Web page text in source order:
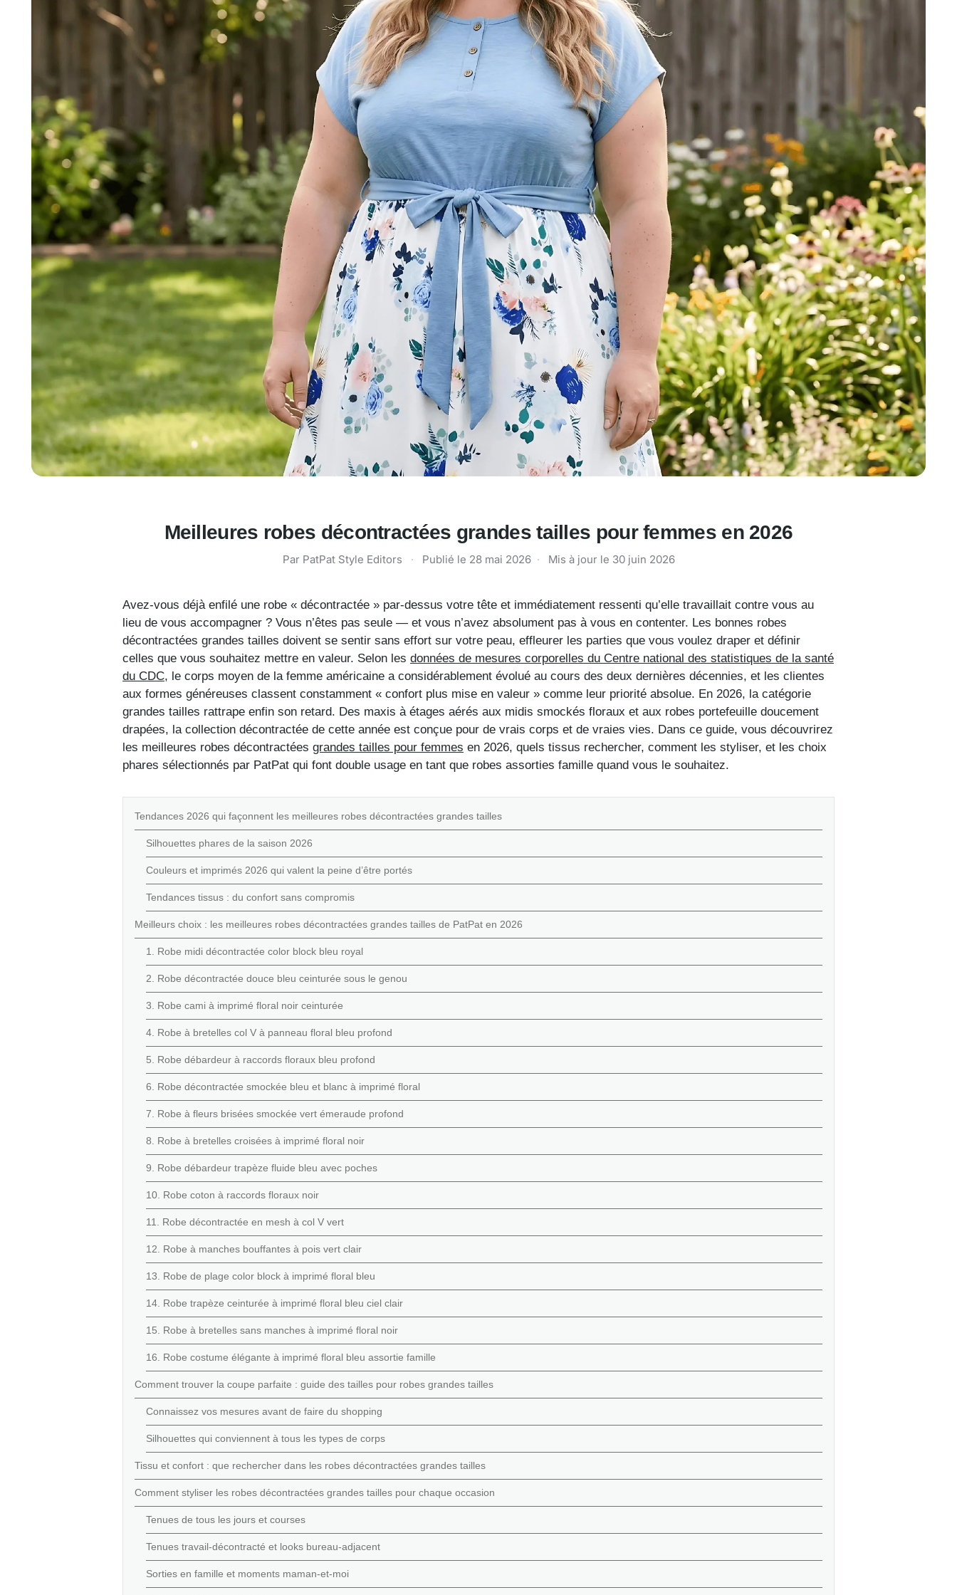
Meilleures robes décontractées grandes tailles pour femmes en 2026
Par PatPat Style Editors · Publié le 28 mai 2026 · Mis à jour le 30 juin 2026
Avez-vous déjà enfilé une robe « décontractée » par-dessus votre tête et immédiatement ressenti qu’elle travaillait contre vous au
lieu de vous accompagner ? Vous n’êtes pas seule — et vous n’avez absolument pas à vous en contenter. Les bonnes robes
décontractées grandes tailles doivent se sentir sans effort sur votre peau, effleurer les parties que vous voulez draper et définir
celles que vous souhaitez mettre en valeur. Selon les données de mesures corporelles du Centre national des statistiques de la santé
du CDC, le corps moyen de la femme américaine a considérablement évolué au cours des deux dernières décennies, et les clientes
aux formes généreuses classent constamment « confort plus mise en valeur » comme leur priorité absolue. En 2026, la catégorie
grandes tailles rattrape enfin son retard. Des maxis à étages aérés aux midis smockés floraux et aux robes portefeuille doucement
drapées, la collection décontractée de cette année est conçue pour de vrais corps et de vraies vies. Dans ce guide, vous découvrirez
les meilleures robes décontractées grandes tailles pour femmes en 2026, quels tissus rechercher, comment les styliser, et les choix
phares sélectionnés par PatPat qui font double usage en tant que robes assorties famille quand vous le souhaitez.
Tendances 2026 qui façonnent les meilleures robes décontractées grandes tailles
Silhouettes phares de la saison 2026
Couleurs et imprimés 2026 qui valent la peine d’être portés
Tendances tissus : du confort sans compromis
Meilleurs choix : les meilleures robes décontractées grandes tailles de PatPat en 2026
1. Robe midi décontractée color block bleu royal
2. Robe décontractée douce bleu ceinturée sous le genou
3. Robe cami à imprimé floral noir ceinturée
4. Robe à bretelles col V à panneau floral bleu profond
5. Robe débardeur à raccords floraux bleu profond
6. Robe décontractée smockée bleu et blanc à imprimé floral
7. Robe à fleurs brisées smockée vert émeraude profond
8. Robe à bretelles croisées à imprimé floral noir
9. Robe débardeur trapèze fluide bleu avec poches
10. Robe coton à raccords floraux noir
11. Robe décontractée en mesh à col V vert
12. Robe à manches bouffantes à pois vert clair
13. Robe de plage color block à imprimé floral bleu
14. Robe trapèze ceinturée à imprimé floral bleu ciel clair
15. Robe à bretelles sans manches à imprimé floral noir
16. Robe costume élégante à imprimé floral bleu assortie famille
Comment trouver la coupe parfaite : guide des tailles pour robes grandes tailles
Connaissez vos mesures avant de faire du shopping
Silhouettes qui conviennent à tous les types de corps
Tissu et confort : que rechercher dans les robes décontractées grandes tailles
Comment styliser les robes décontractées grandes tailles pour chaque occasion
Tenues de tous les jours et courses
Tenues travail-décontracté et looks bureau-adjacent
Sorties en famille et moments maman-et-moi